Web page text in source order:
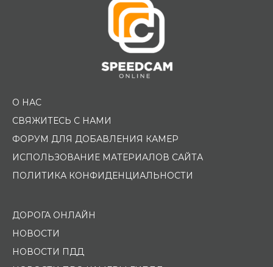
О НАС
СВЯЖИТЕСЬ С НАМИ
ФОРУМ ДЛЯ ДОБАВЛЕНИЯ КАМЕР
ИСПОЛЬЗОВАНИЕ МАТЕРИАЛОВ САЙТА
ПОЛИТИКА КОНФИДЕНЦИАЛЬНОСТИ
ДОРОГА ОНЛАЙН
НОВОСТИ
НОВОСТИ ПДД